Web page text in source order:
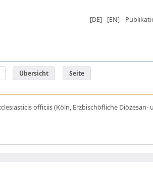
[DE] [EN]
Übersicht Seite
officiis (Köln, Erzbischöfliche